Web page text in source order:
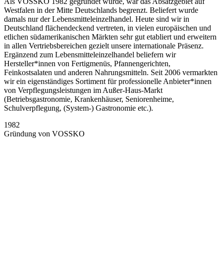
Westfalen in der Mitte Deutschlands begrenzt. Beliefert wurde
damals nur der Lebensmitteleinzelhandel. Heute sind wir in
Deutschland flächendeckend vertreten, in vielen europäischen und
etlichen südamerikanischen Märkten sehr gut etabliert und erweitern
in allen Vertriebsbereichen gezielt unsere internationale Präsenz.
Ergänzend zum Lebensmitteleinzelhandel beliefern wir
Hersteller*innen von Fertigmenüs, Pfannengerichten,
Feinkostsalaten und anderen Nahrungsmitteln. Seit 2006 vermarkten
wir ein eigenständiges Sortiment für professionelle Anbieter*innen
von Verpflegungsleistungen im Außer-Haus-Markt
(Betriebsgastronomie, Krankenhäuser, Seniorenheime,
Schulverpflegung, (System-) Gastronomie etc.).
1982
Gründung von VOSSKO